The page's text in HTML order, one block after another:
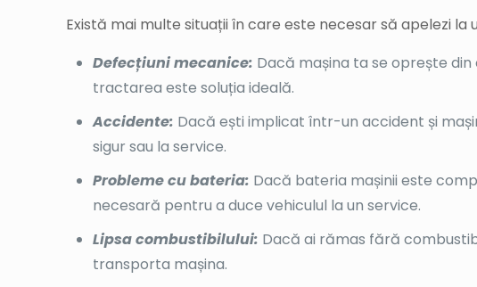
Există mai multe situații în care este necesar să apelezi la
Defecțiuni mecanice: Dacă mașina ta se oprește
tractarea este soluția ideală.
Accidente: Dacă ești implicat într-un accident și
sigur sau la service.
Probleme cu bateria: Dacă bateria mașinii este
necesară pentru a duce vehiculul la un service.
Lipsa combustibilului: Dacă ai rămas fără
transporta mașina.